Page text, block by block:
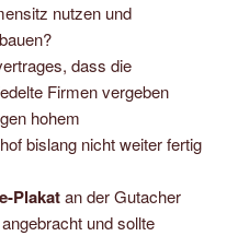
nutzen und
dass die
Firmen vergeben
hohem
bislang nicht weiter fertig
Plakatan der Gutacher
und sollte